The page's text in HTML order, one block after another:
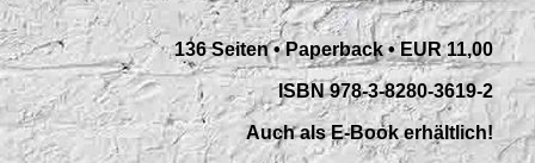
136 Seiten• Paperback• EUR 11,00
ISBN 978-3-8280-3619-2
Auch als E-Book erhältlich!